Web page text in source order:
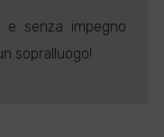
e senza impegno
sopralluogo!